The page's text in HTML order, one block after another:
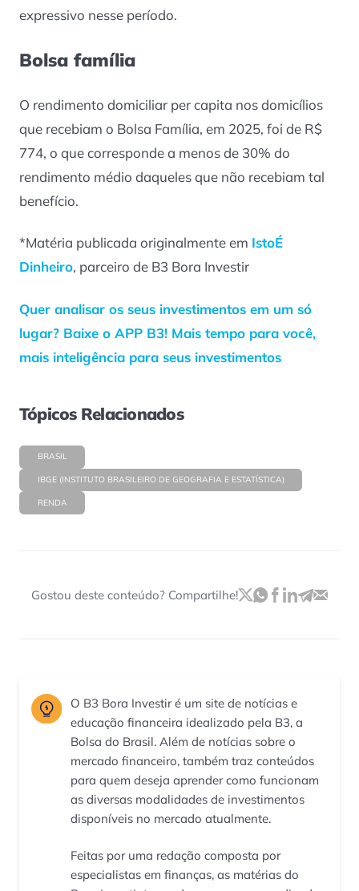
expressivo nesse período.
Bolsa família
O rendimento domiciliar per capita nos domicílios
que recebiam o Bolsa Família, em 2025, foi de R$
774, o que corresponde a menos de 30% do
rendimento médio daqueles que não recebiam tal
benefício.
*Matéria publicada originalmente em IstoÉ
Dinheiro, parceiro de B3 Bora Investir
Quer analisar os seus investimentos em um só
lugar? Baixe o APP B3! Mais tempo para você,
mais inteligência para seus investimentos
Tópicos Relacionados
BRASIL
IBGE (INSTITUTO BRASILEIRO DE GEOGRAFIA E ESTATÍSTICA)
RENDA
Gostou deste conteúdo? Compartilhe!
O B3 Bora Investir é um site de notícias e
educação financeira idealizado pela B3, a
Bolsa do Brasil. Além de notícias sobre o
mercado financeiro, também traz conteúdos
para quem deseja aprender como funcionam
as diversas modalidades de investimentos
disponíveis no mercado atualmente.
Feitas por uma redação composta por
especialistas em finanças, as matérias do